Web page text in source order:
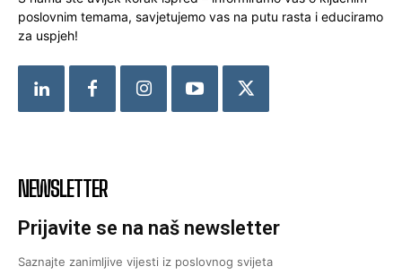
poslovnim temama, savjetujemo vas na putu rasta i educiramo
za uspjeh!
NEWSLETTER
Prijavite se na naš newsletter
Saznajte zanimljive vijesti iz poslovnog svijeta